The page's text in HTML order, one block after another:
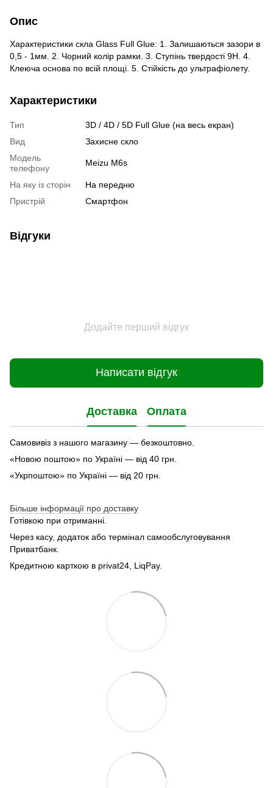
Опис
Характеристики скла Glass Full Glue: 1. Залишаються зазори в
0,5 - 1мм. 2. Чорний колір рамки. 3. Ступінь твердості 9H. 4.
Клеюча основа по всій площі. 5. Стійкість до ультрафіолету.
Характеристики
Тип
3D / 4D / 5D Full Glue (на весь екран)
Вид
Захисне скло
Модель
телефону
Meizu M6s
На яку із сторін
На передню
Пристрiй
Смартфон
Відгуки
Додайте перший відгук
Написати відгук
Доставка Оплата
Самовивіз з нашого магазину — безкоштовно.
«Новою поштою» по Україні — від 40 грн.
«Укрпоштою» по Україні — від 20 грн.
Більше інформації про доставку
Готівкою при отриманні.
Через касу, додаток або термінал самообслуговування
Приватбанк.
Кредитною карткою в privat24, LiqPay.